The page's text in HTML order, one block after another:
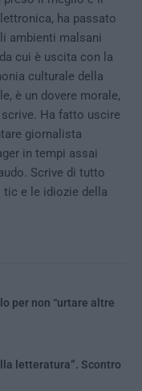
ha passato
ambienti malsani
cui è uscita con la
culturale della
è un dovere morale,
Ha fatto uscire
giornalista
in tempi assai
Scrive di tutto
tic e le idiozie della
per non “urtare altre
letteratura”. Scontro